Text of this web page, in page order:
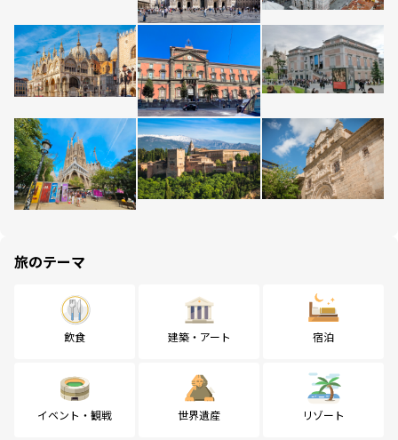
旅のテーマ
飲食 建築・アート 宿泊
イベント・観戦 世界遺産 リゾート